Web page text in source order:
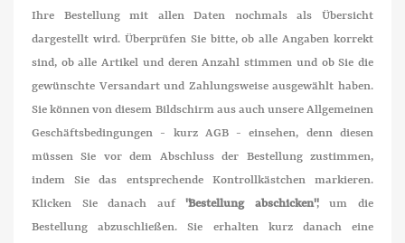
Ihre Bestellung mit allen Daten nochmals als Übersicht
dargestellt wird. Überprüfen Sie bitte, ob alle Angaben korrekt
sind, ob alle Artikel und deren Anzahl stimmen und ob Sie die
gewünschte Versandart und Zahlungsweise ausgewählt haben.
Sie können von diesem Bildschirm aus auch unsere Allgemeinen
Geschäftsbedingungen - kurz AGB - einsehen, denn diesen
müssen Sie vor dem Abschluss der Bestellung zustimmen,
indem Sie das entsprechende Kontrollkästchen markieren.
Klicken Sie danach auf"Bestellung abschicken", um die
Bestellung abzuschließen. Sie erhalten kurz danach eine